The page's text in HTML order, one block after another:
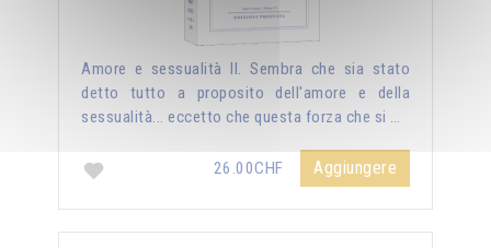
Amore e sessualità II. Sembra che sia stato
detto tutto a proposito dell'amore e della
sessualità... eccetto che questa forza che si …
26.00CHF Aggiungere